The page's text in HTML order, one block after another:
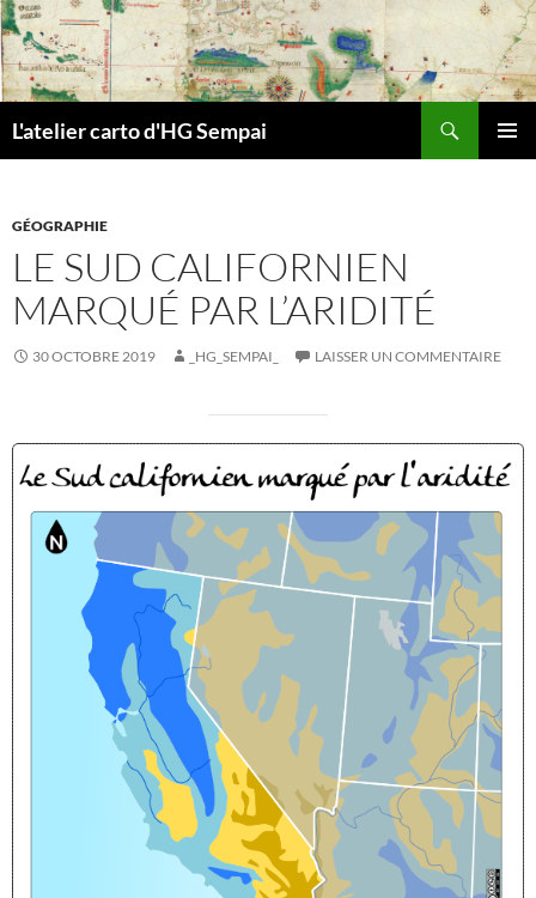
Aller
au
contenu
L'atelier carto d'HG Sempai
GÉOGRAPHIE
LE SUD CALIFORNIEN
MARQUÉ PAR L’ARIDITÉ
30 OCTOBRE 2019 _HG_SEMPAI_ LAISSER UN COMMENTAIRE